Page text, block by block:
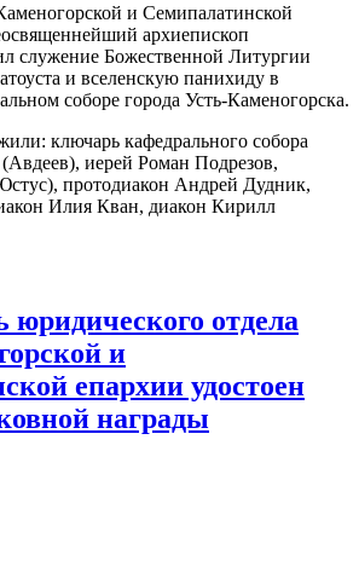
и Семипалатинской
архиепископ
служение Божественной Литургии
и вселенскую панихиду в
соборе города Усть-Каменогорска.
ключарь кафедрального собора
иерей Роман Подрезов,
протодиакон Андрей Дудник,
Илия Кван, диакон Кирилл
юридического отдела
и
епархии удостоен
награды